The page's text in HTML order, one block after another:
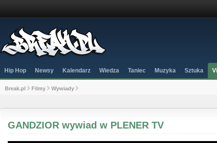
Hip Hop Newsy Kalendarz Wiedza Taniec Muzyka Sztuka
Break.pl Filmy Wywiady
GANDZIOR wywiad w PLENER TV